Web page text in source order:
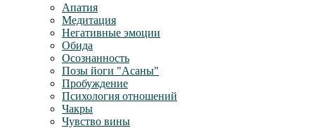
Апатия
Медитация
Негативные эмоции
Обида
Осознанность
Позы йоги "Асаны"
Пробуждение
Психология отношений
Чакры
Чувство вины